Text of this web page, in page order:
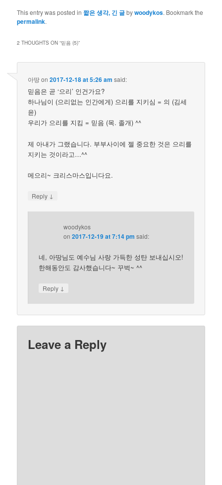
This entry was posted in짧은 생각, 긴 글bywoodykos. Bookmark the
permalink.
2 THOUGHTS ON “믿음 (5)”
아땅on2017-12-18 at 5:26 am said:
믿음은 곧 ‘으리’ 인건가요?
하나님이 (으리없는 인간에게) 으리를 지키심 = 의 (김세
윤)
우리가 으리를 지킴 = 믿음 (목. 졸개) ^^
제 아내가 그랬습니다. 부부사이에 젤 중요한 것은 으리를
지키는 것이라고…^^
메으리~ 크리스마스입니다요.
Reply ↓
woodykos
on2017-12-19 at 7:14 pm said:
네, 아땅님도 예수님 사랑 가득한 성탄 보내십시오!
한해동안도 감사했습니다~ 꾸벅~ ^^
Reply ↓
Leave a Reply